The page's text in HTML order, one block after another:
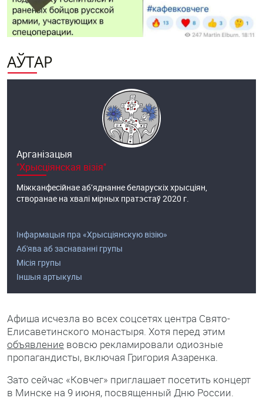
АЎТАР
Арганізацыя
"Хрысціянская візія"
Міжканфесійнае аб’яднанне беларускіх хрысціян,
створанае на хвалі мірных пратэстаў 2020 г.
Інфармацыя пра «Хрысціянскую візію»
Аб'ява аб заснаванні групы
Місія групы
Іншыя артыкулы
Афиша исчезла во всех соцсетях центра Свято-
Елисаветинского монастыря. Хотя перед этим
объявление вовсю рекламировали одиозные
пропагандисты, включая Григория Азаренка.
Зато сейчас «Ковчег» приглашает посетить концерт
в Минске на 9 июня, посвященный Дню России.